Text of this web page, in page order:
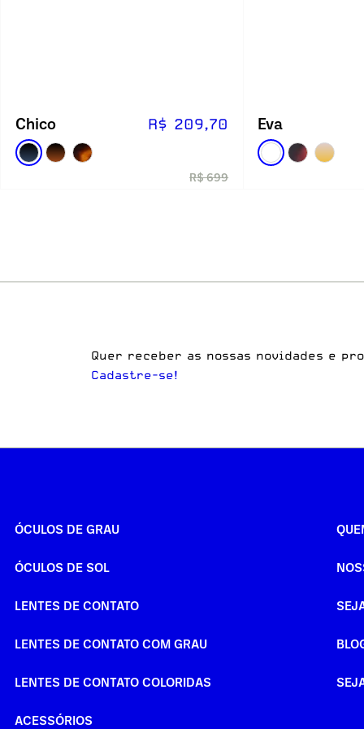
Chico R$ 209,70
R$ 699
Eva
Quer receber as nossas novidades e
Cadastre-se!
ÓCULOS DE GRAU
ÓCULOS DE SOL
LENTES DE CONTATO
LENTES DE CONTATO COM GRAU
LENTES DE CONTATO COLORIDAS
ACESSÓRIOS